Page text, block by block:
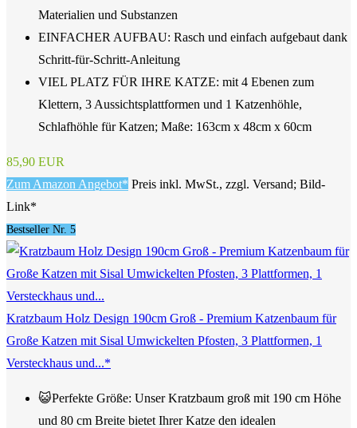
Materialien und Substanzen
EINFACHER AUFBAU: Rasch und einfach aufgebaut dank
Schritt-für-Schritt-Anleitung
VIEL PLATZ FÜR IHRE KATZE: mit 4 Ebenen zum
Klettern, 3 Aussichtsplattformen und 1 Katzenhöhle,
Schlafhöhle für Katzen; Maße: 163cm x 48cm x 60cm
85,90 EUR
Zum Amazon Angebot* Preis inkl. MwSt., zzgl. Versand; Bild-
Link*
Bestseller Nr. 5
Kratzbaum Holz Design 190cm Groß - Premium Katzenbaum für
Große Katzen mit Sisal Umwickelten Pfosten, 3 Plattformen, 1
Versteckhaus und...*
😺Perfekte Größe: Unser Kratzbaum groß mit 190 cm Höhe
und 80 cm Breite bietet Ihrer Katze den idealen